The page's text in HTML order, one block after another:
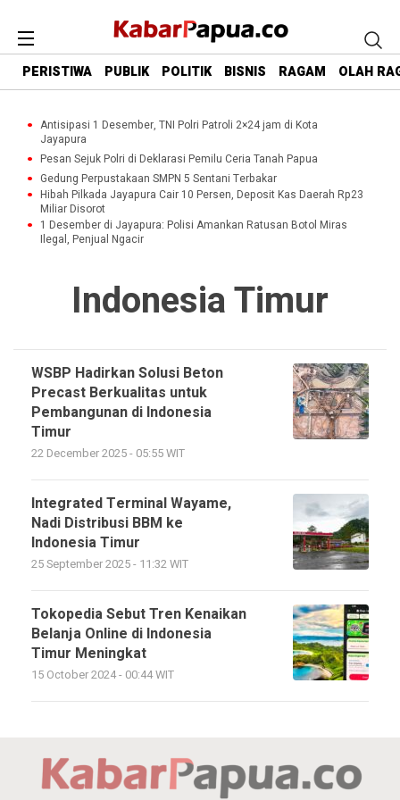
PERISTIWA PUBLIK POLITIK BISNIS RAGAM OLAH
Antisipasi 1 Desember, TNI Polri Patroli 2×24 jam di Kota
Jayapura
Pesan Sejuk Polri di Deklarasi Pemilu Ceria Tanah Papua
Gedung Perpustakaan SMPN 5 Sentani Terbakar
Hibah Pilkada Jayapura Cair 10 Persen, Deposit Kas Daerah Rp23
Miliar Disorot
1 Desember di Jayapura: Polisi Amankan Ratusan Botol Miras
Ilegal, Penjual Ngacir
Indonesia Timur
WSBP Hadirkan Solusi Beton
Precast Berkualitas untuk
Pembangunan di Indonesia
Timur
22 December 2025 - 05:55 WIT
Integrated Terminal Wayame,
Nadi Distribusi BBM ke
Indonesia Timur
25 September 2025 - 11:32 WIT
Tokopedia Sebut Tren Kenaikan
Belanja Online di Indonesia
Timur Meningkat
15 October 2024 - 00:44 WIT